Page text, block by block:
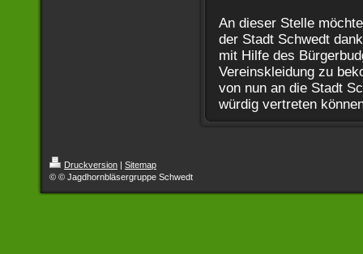
An dieser Stelle
der Stadt Schwedt
mit Hilfe des
Vereinskleidung zu
von nun an die Stadt
würdig vertreten
Druckversion | Sitemap
© © Jagdhornbläsergruppe Schwedt